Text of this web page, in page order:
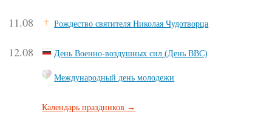
11.08 Рождество святителя Николая Чудотворца
12.08 День Военно-воздушных сил (День ВВС)
Международный день молодежи
Календарь праздников →